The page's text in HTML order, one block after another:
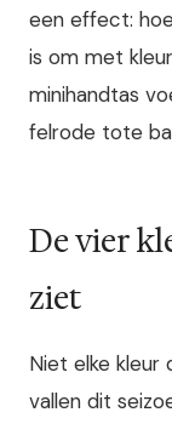
een effect:
is om met
minihandtas
felrode tote
De vier
ziet
Niet elke
vallen dit